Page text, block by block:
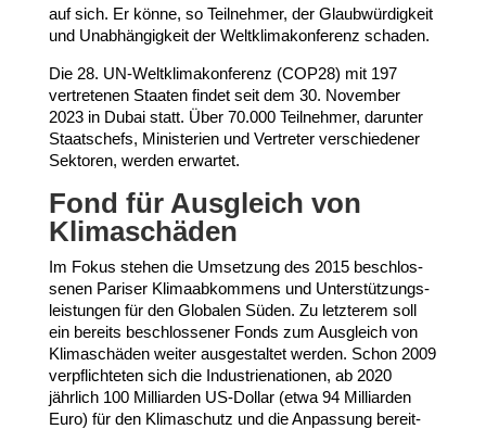
auf sich. Er könne, so Teil­nehmer, der Glaub­wür­digkeit
und Unab­hän­gigkeit der Welt­kli­ma­kon­ferenz schaden.
Die 28. UN-​Weltklimakonferenz (COP28) mit 197
vertre­tenen Staaten findet seit dem 30. November
2023in Dubai statt. Über 70.000Teil­nehmer, darunter
Staats­chefs, Minis­terien und Vertreter verschie­dener
Sektoren, werden erwartet.
Fond für Ausgleich von
Klimaschäden
Im Fokus stehen die Umsetzung des 2015beschlos­
senen Pariser Klima­ab­kommens und Unter­stüt­zungs­
leis­tungen für den Globalen Süden. Zu letzterem soll
ein bereits beschlos­sener Fonds zum Ausgleich von
Klima­schäden weiter ausge­staltet werden. Schon 2009
verpflich­teten sich die Indus­trie­na­tionen, ab 2020
jährlich 100Milli­arden US-​Dollar (etwa 94Milli­arden
Euro) für den Klima­schutz und die Anpassung bereit­